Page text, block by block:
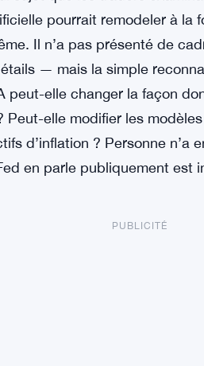
pourrait remodeler à la
Il n’a pas présenté de
— mais la simple
peut-elle changer la façon
Peut-elle modifier les
d’inflation ? Personne n’a
en parle publiquement est
PUBLICITÉ